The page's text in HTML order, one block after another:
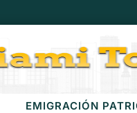
EMIGRACIÓN